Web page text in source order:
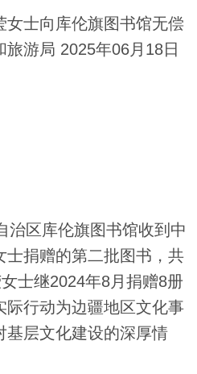
女士向库伦旗图书馆无偿
游局 2025年06月18日
区库伦旗图书馆收到中
士捐赠的第二批图书，共
士继2024年8月捐赠8册
际行动为边疆地区文化事
基层文化建设的深厚情